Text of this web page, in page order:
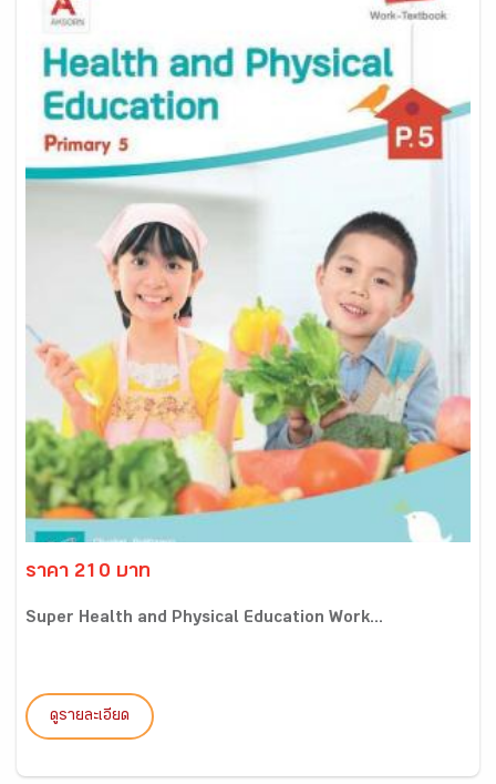
ราคา 210 บาท
Super Health and Physical Education Work...
ดูรายละเอียด